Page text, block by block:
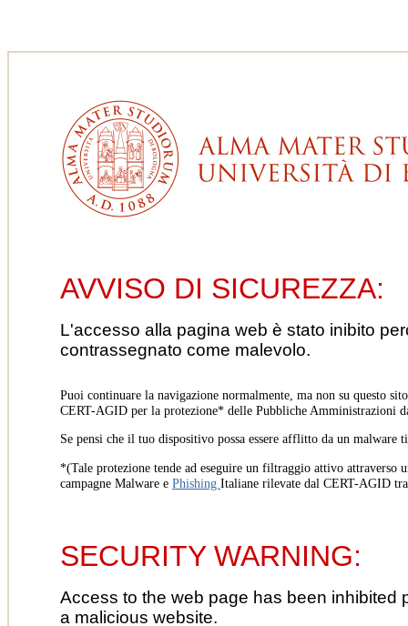
AVVISO DI SICUREZZA:
L'accesso alla pagina web è stato inibito
contrassegnato come malevolo.
Puoi continuare la navigazione normalmente, ma non su questo
CERT-AGID per la protezione* delle Pubbliche Amministrazioni
Se pensi che il tuo dispositivo possa essere afflitto da un
*(Tale protezione tende ad eseguire un filtraggio attivo
campagne Malware e Phishing Italiane rilevate dal CERT-AGID
SECURITY WARNING:
Access to the web page has been
a malicious website.